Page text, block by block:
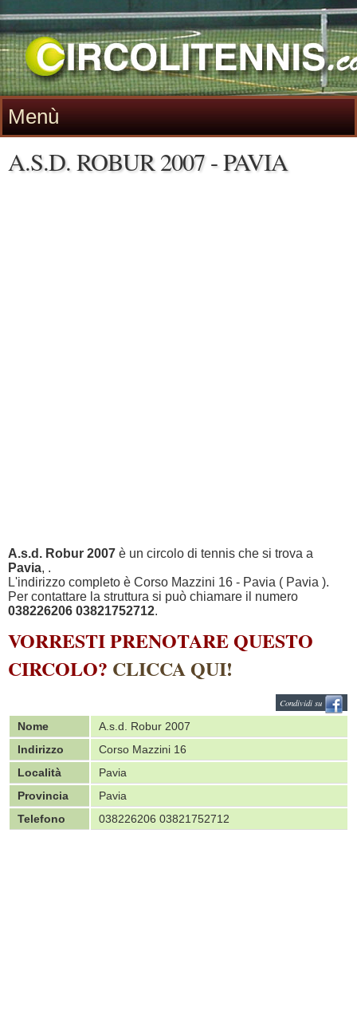
Menù
A.S.D. ROBUR 2007 - PAVIA
A.s.d. Robur 2007 è un circolo di tennis che si trova a
Pavia, .
L'indirizzo completo è Corso Mazzini 16 - Pavia ( Pavia ).
Per contattare la struttura si può chiamare il numero
038226206 03821752712.
VORRESTI PRENOTARE QUESTO
CIRCOLO? CLICCA QUI!
Condividi su
Nome
A.s.d. Robur 2007
Indirizzo
Corso Mazzini 16
Località
Pavia
Provincia
Pavia
Telefono
038226206 03821752712